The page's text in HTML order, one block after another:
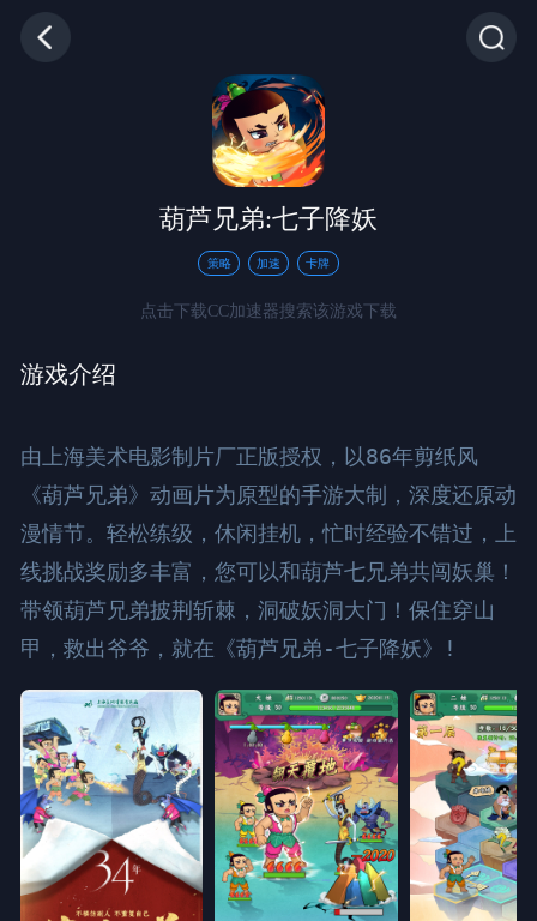
葫芦兄弟:七子降妖
策略 加速 卡牌
点击下载CC加速器搜索该游戏下载
游戏介绍
由上海美术电影制片厂正版授权，以86年剪纸风
《葫芦兄弟》动画片为原型的手游大制，深度还原动
漫情节。轻松练级，休闲挂机，忙时经验不错过，上
线挑战奖励多丰富，您可以和葫芦七兄弟共闯妖巢！
带领葫芦兄弟披荆斩棘，洞破妖洞大门！保住穿山
甲，救出爷爷，就在《葫芦兄弟-七子降妖》!